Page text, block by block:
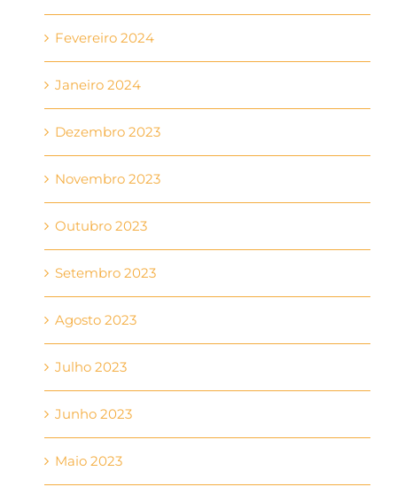
Fevereiro 2024
Janeiro 2024
Dezembro 2023
Novembro 2023
Outubro 2023
Setembro 2023
Agosto 2023
Julho 2023
Junho 2023
Maio 2023